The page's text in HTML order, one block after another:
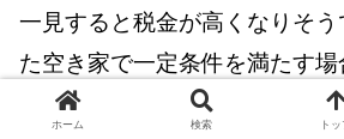
一見すると税金が高くなりそう
た空き家で一定条件を満たす場
別控除
が利用できる可能性があ
ホーム 検索 トッ